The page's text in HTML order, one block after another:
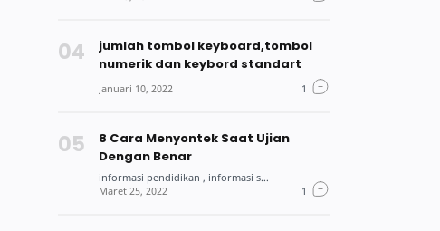
jumlah tombol keyboard,tombol
numerik dan keybord standart
8 Cara Menyontek Saat Ujian
Dengan Benar